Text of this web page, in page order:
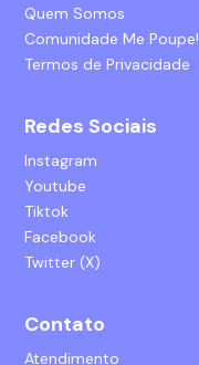
Quem Somos
Comunidade Me Poupe!
Termos de Privacidade
Redes Sociais
Instagram
Youtube
Tiktok
Facebook
Twitter (X)
Contato
Atendimento